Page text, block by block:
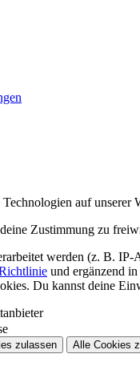
auf unserer
Zustimmung zu
werden (z. B.
und ergänzend
Du kannst deine
zulassen Alle Cookies